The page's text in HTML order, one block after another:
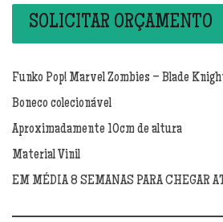
SOLICITAR ORÇAMENTO
Funko Pop! Marvel Zombies – Blade
Boneco colecionável
Aproximadamente 10cm de altura
Material Vinil
EM MÉDIA 8 SEMANAS PARA CHEGAR